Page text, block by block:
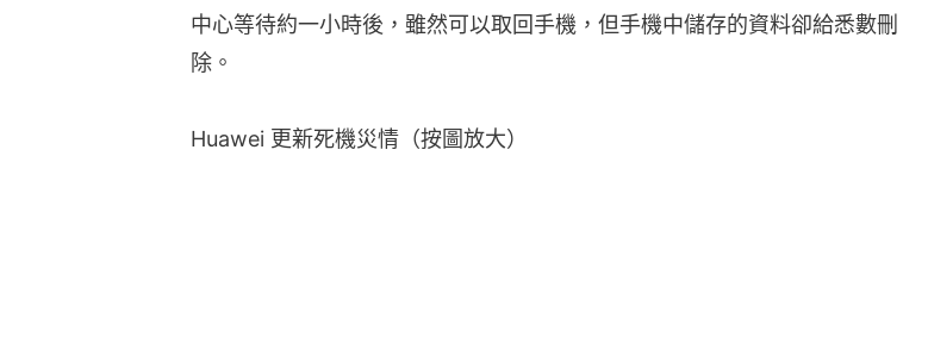
中心等待約一小時後，雖然可以取回手機，但手機中儲存的資料卻給悉數刪
除。
Huawei 更新死機災情（按圖放大）